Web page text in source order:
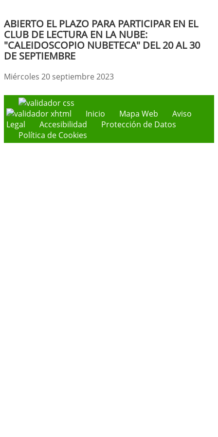
ABIERTO EL PLAZO PARA PARTICIPAR EN EL
CLUB DE LECTURA EN LA NUBE:
"CALEIDOSCOPIO NUBETECA" DEL 20 AL 30
DE SEPTIEMBRE
Miércoles 20 septiembre 2023
Inicio Mapa Web
Aviso
Legal
Accesibilidad
Protección de Datos
Política de Cookies